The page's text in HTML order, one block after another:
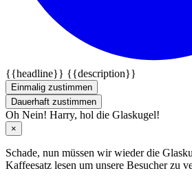
{{headline}} {{description}}
Einmalig zustimmen
Dauerhaft zustimmen
Oh Nein! Harry, hol die Glaskugel!
×
Schade, nun müssen wir wieder die
Kaffeesatz lesen um unsere Besucher zu